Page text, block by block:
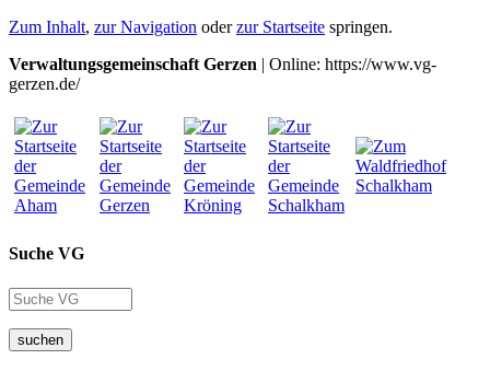
Zum Inhalt, zur Navigation oderzur Startseite springen.
Verwaltungsgemeinschaft Gerzen | Online: https://www.vg-
gerzen.de/
Suche VG
suchen